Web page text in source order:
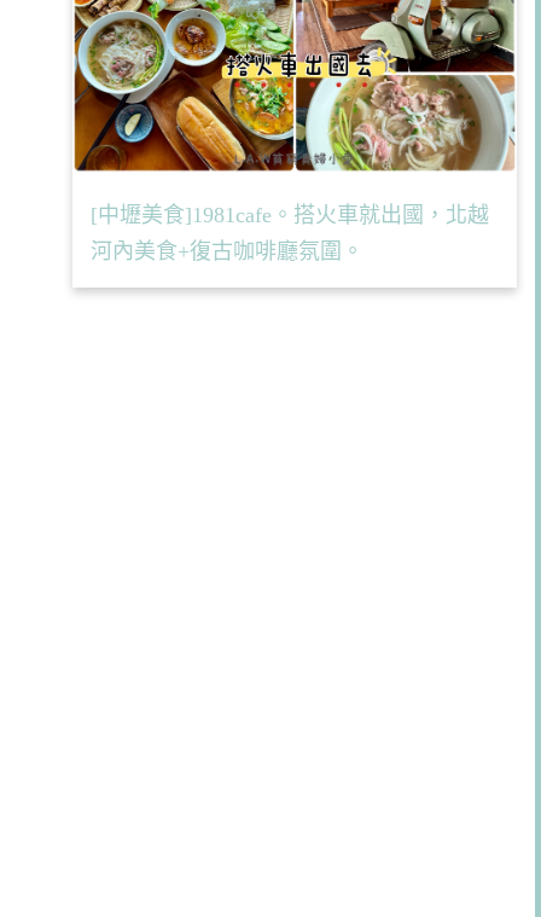
[中壢美食]1981cafe。搭火車就出國，北越
河內美食+復古咖啡廳氛圍。